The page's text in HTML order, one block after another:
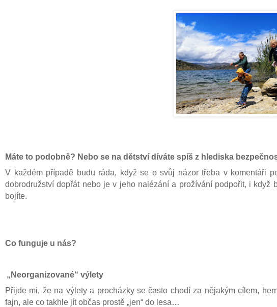
Máte to podobně? Nebo se na dětství díváte spíš z hlediska
V každém případě budu ráda, když se o svůj názor třeba v komentáři
dobrodružství dopřát nebo je v jeho nalézání a prožívání podpořit, i když
bojíte.
Co funguje u nás?
„Neorganizované“ výlety
Přijde mi, že na výlety a procházky se často chodí za nějakým cílem,
fajn, ale co takhle jít občas prostě „jen“ do lesa…